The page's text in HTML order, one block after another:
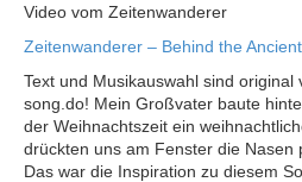
Video vom Zeitenwanderer
Zeitenwanderer – Behind the
Text und Musikauswahl sind
song.do! Mein Großvater baute
der Weihnachtszeit ein
drückten uns am Fenster die Nasen
Das war die Inspiration zu diesem